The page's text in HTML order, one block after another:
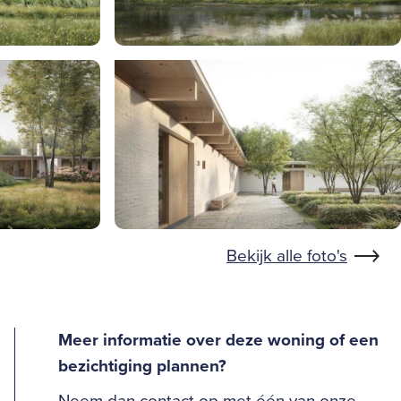
Bekijk alle foto's
Meer informatie over deze woning of een
bezichtiging plannen?